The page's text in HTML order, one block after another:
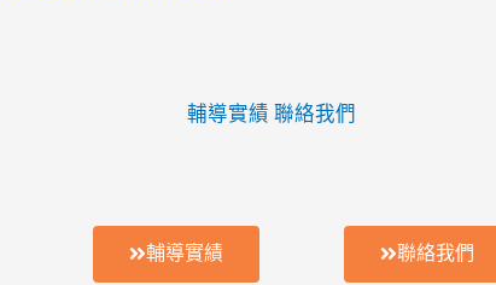
輔導實績 聯絡我們
輔導實績 聯絡我們